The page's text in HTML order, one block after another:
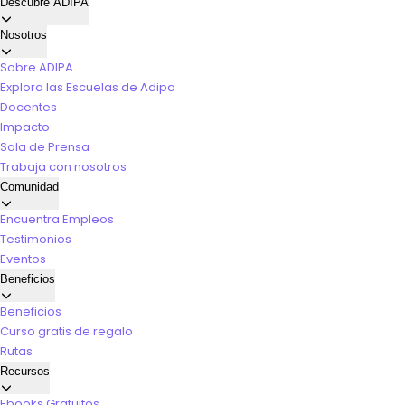
Nosotros
Sobre ADIPA
Explora las Escuelas de Adipa
Docentes
Impacto
Sala de Prensa
Trabaja con nosotros
Comunidad
Encuentra Empleos
Testimonios
Eventos
Beneficios
Beneficios
Curso gratis de regalo
Rutas
Recursos